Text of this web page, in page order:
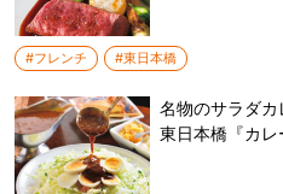
#フレンチ #東日本橋
名物のサラダカ
東日本橋『カレ